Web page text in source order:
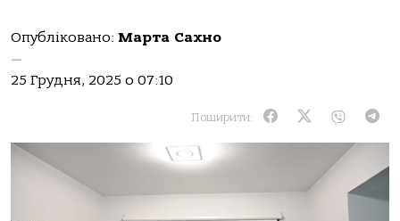
Опубліковано: Марта Сахно
—
25 Грудня, 2025 о 07:10
Поширити: